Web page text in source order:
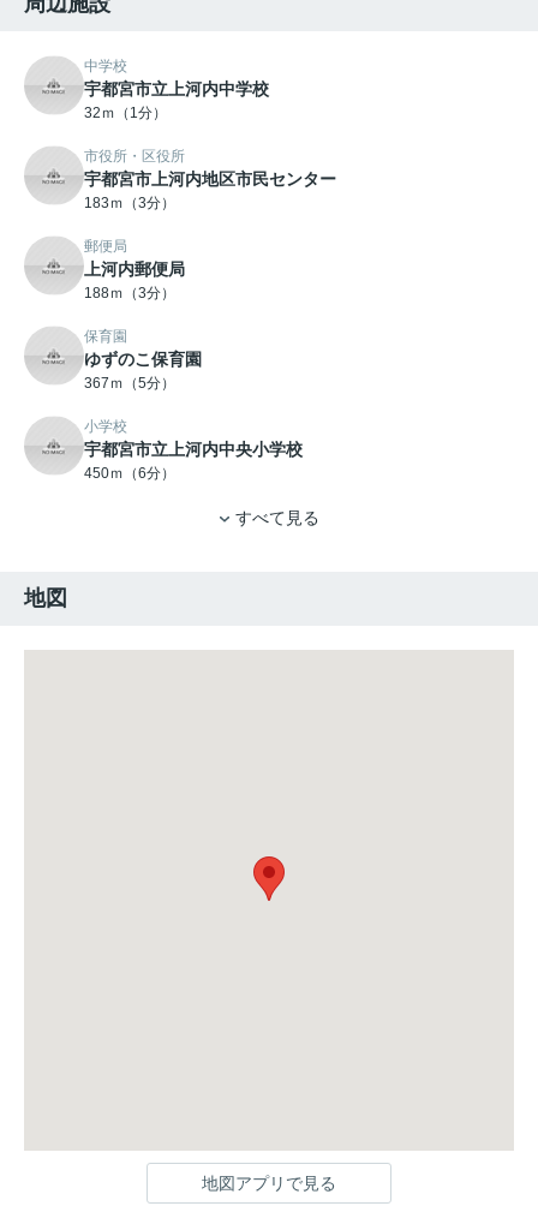
中学校
宇都宮市立上河内中学校
32ｍ（1分）
市役所・区役所
宇都宮市上河内地区市民センター
183ｍ（3分）
郵便局
上河内郵便局
188ｍ（3分）
保育園
ゆずのこ保育園
367ｍ（5分）
小学校
宇都宮市立上河内中央小学校
450ｍ（6分）
すべて見る
地図
地図アプリで見る